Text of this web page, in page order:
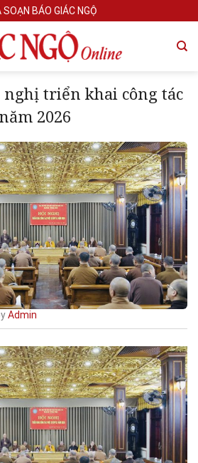
SOẠN BÁO GIÁC NGỘ
nghị triển khai công tác
2026
Admin